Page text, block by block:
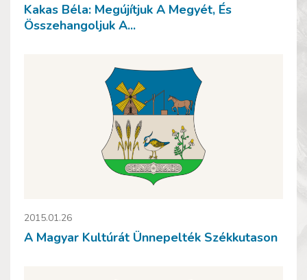
Kakas Béla: Megújítjuk A Megyét, És
Összehangoljuk A...
2015.01.26
A Magyar Kultúrát Ünnepelték Székkutason